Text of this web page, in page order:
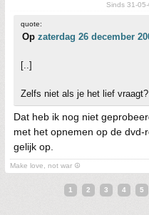
Sinds 31-
quote:
Op zaterdag 26 december
[..]
Zelfs niet als je het lief vraagt?
Dat heb ik nog niet
met het opnemen op de
gelijk op.
Make love, not war ☮
1 2 3 4 5